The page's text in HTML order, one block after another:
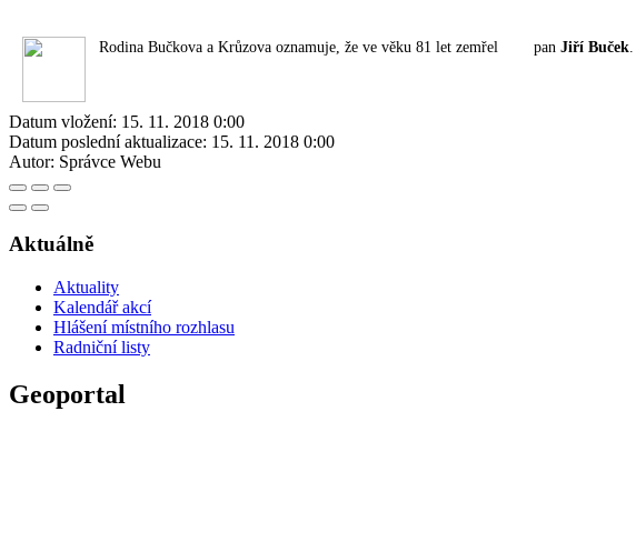
Rodina Bučkova a Krůzova oznamuje, že ve věku 81 let zemřel pan Jiří Buček
Datum vložení: 15. 11. 2018 0:00
Datum poslední aktualizace: 15. 11. 2018 0:00
Autor: Správce Webu
Aktuálně
Aktuality
Kalendář akcí
Hlášení místního rozhlasu
Radniční listy
Geoportal